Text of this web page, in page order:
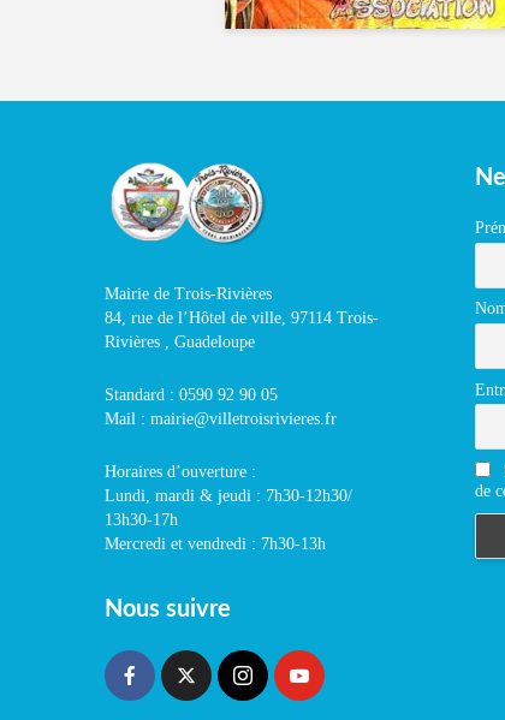
Mairie de Trois-Rivières
84, rue de l’Hôtel de ville, 97114 Trois-
Rivières , Guadeloupe
Standard : 0590 92 90 05
Mail : mairie@villetroisrivieres.fr
Horaires d’ouverture :
Lundi, mardi & jeudi : 7h30-12h30/
13h30-17h
Mercredi et vendredi : 7h30-13h
Nous suivre
de